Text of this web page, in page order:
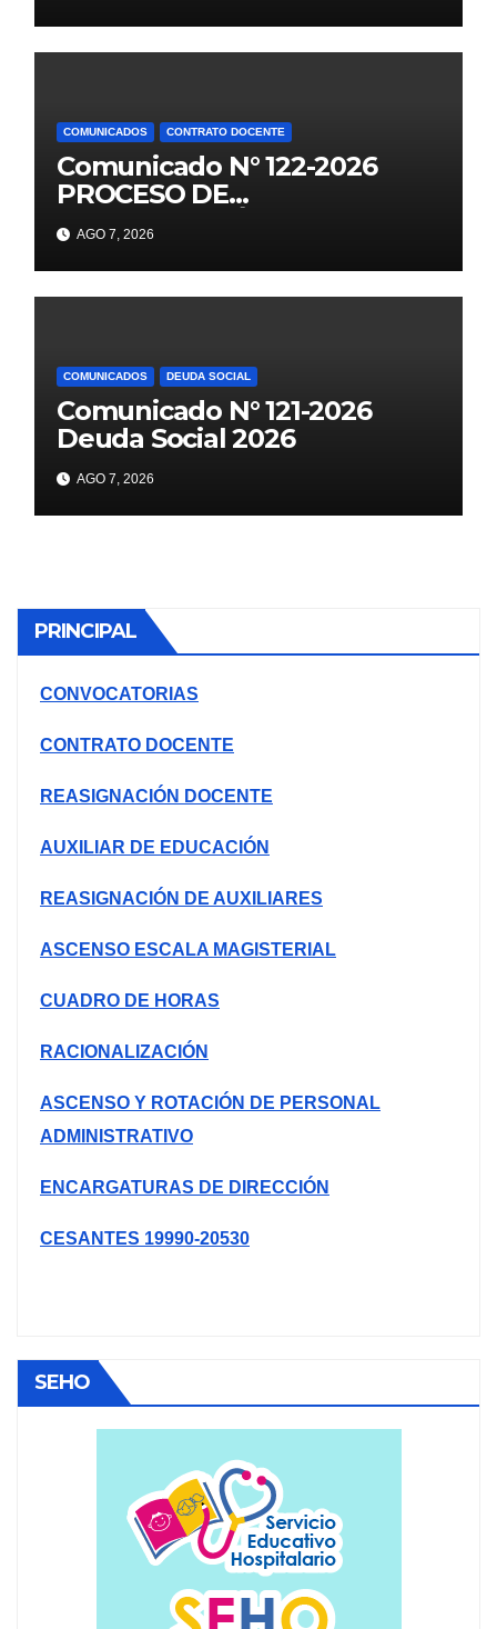
COMUNICADOS CONTRATO DOCENTE
Comunicado N° 122-2026
PROCESO DE
CONTRATACIÓN DOCENTE
2026 PUBLICACIÓN DE
PLAZAS VACANTES PARA
ETAPA PUN EBR PRIMARIA,
AGO 7, 2026
COMUNICADOS DEUDA SOCIAL
Comunicado N° 121-2026
Deuda Social 2026
AGO 7, 2026
PRINCIPAL
CONVOCATORIAS
CONTRATO DOCENTE
REASIGNACIÓN DOCENTE
AUXILIAR DE EDUCACIÓN
REASIGNACIÓN DE AUXILIARES
ASCENSO ESCALA MAGISTERIAL
CUADRO DE HORAS
RACIONALIZACIÓN
ASCENSO Y ROTACIÓN DE PERSONAL
ADMINISTRATIVO
ENCARGATURAS DE DIRECCIÓN
CESANTES 19990-20530
SEHO